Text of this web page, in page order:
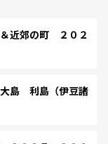
近郊の町 ２０２
島 利島（伊豆諸